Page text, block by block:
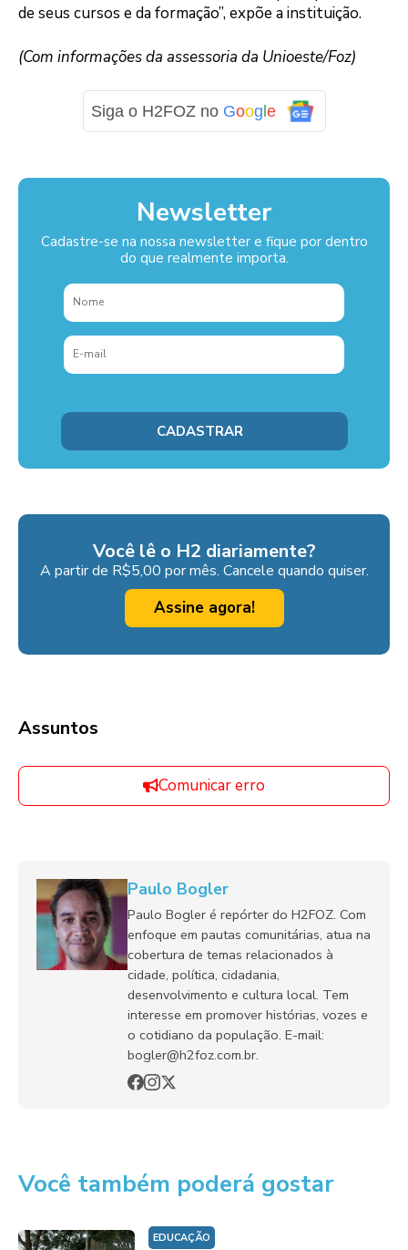
de seus cursos e da formação”, expõe a instituição.
(Com informações da assessoria da Unioeste/Foz)
Siga o H2FOZ no Goog e
Newsletter
Cadastre-se na nossa newsletter e fique por dentro
do que realmente importa.
Você lê o H2 diariamente?
A partir de R$5,00 por mês. Cancele quando quiser.
Assine agora!
Assuntos
Comunicar erro
Paulo Bogler
Paulo Bogler é repórter do H2FOZ. Com
enfoque em pautas comunitárias, atua na
cobertura de temas relacionados à
cidade, política, cidadania,
desenvolvimento e cultura local. Tem
interesse em promover histórias, vozes e
o cotidiano da população. E-mail:
bogler@h2foz.com.br.
Você também poderá gostar
EDUCAÇÃO